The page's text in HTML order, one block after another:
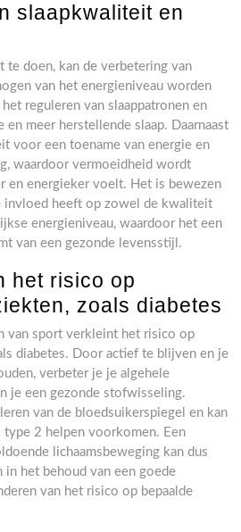
slaapkwaliteit en
te doen, kan de verbetering van
van het energieniveau worden
reguleren van slaappatronen en
en meer herstellende slaap. Daarnaast
voor een toename van energie en
waardoor vermoeidheid wordt
en energieker voelt. Het is bewezen
invloed heeft op zowel de kwaliteit
energieniveau, waardoor het een
van een gezonde levensstijl.
het risico op
zoals diabetes
van sport verkleint het risico op
diabetes. Door actief te blijven en je
verbeter je je algehele
je een gezonde stofwisseling.
van de bloedsuikerspiegel en kan
type 2 helpen voorkomen. Een
lichaamsbeweging kan dus
het behoud van een goede
van het risico op bepaalde